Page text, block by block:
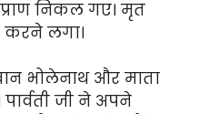
निकल गए। मृत
करने लगा।
भोलेनाथ और माता
जी ने अपने